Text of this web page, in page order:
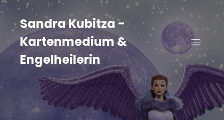
Zum
Inhalt
springenSandra Kubitza -
Kartenmedium &
Engelheilerin